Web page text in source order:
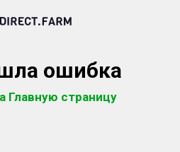
ошибка
Главную страницу